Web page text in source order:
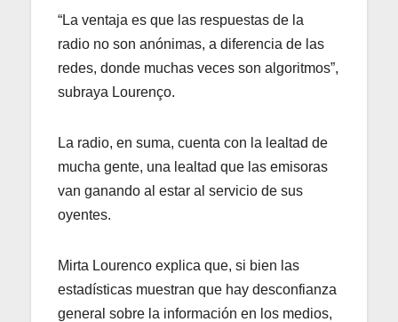
“La ventaja es que las respuestas de la
radio no son anónimas, a diferencia de las
redes, donde muchas veces son algoritmos”,
subraya Lourenço.
La radio, en suma, cuenta con la lealtad de
mucha gente, una lealtad que las emisoras
van ganando al estar al servicio de sus
oyentes.
Mirta Lourenco explica que, si bien las
estadísticas muestran que hay desconfianza
general sobre la información en los medios,